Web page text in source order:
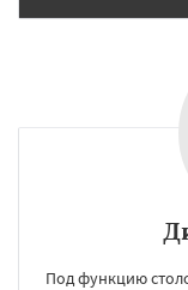
Под функцию